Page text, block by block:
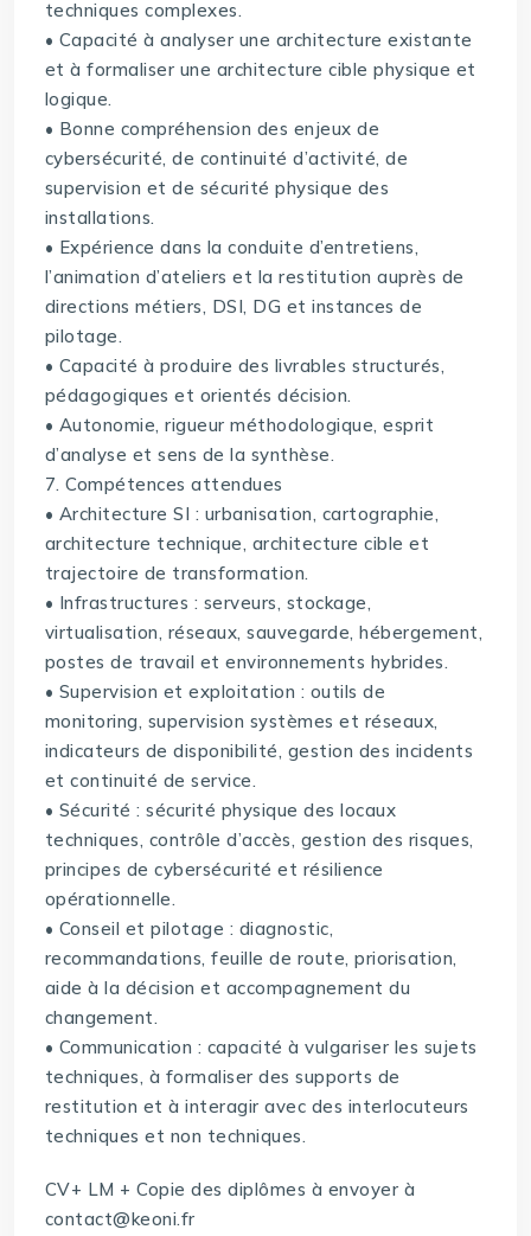
techniques complexes.
• Capacité à analyser une architecture existante
et à formaliser une architecture cible physique et
logique.
• Bonne compréhension des enjeux de
cybersécurité, de continuité d’activité, de
supervision et de sécurité physique des
installations.
• Expérience dans la conduite d’entretiens,
l’animation d’ateliers et la restitution auprès de
directions métiers, DSI, DG et instances de
pilotage.
• Capacité à produire des livrables structurés,
pédagogiques et orientés décision.
• Autonomie, rigueur méthodologique, esprit
d’analyse et sens de la synthèse.
7. Compétences attendues
• Architecture SI : urbanisation, cartographie,
architecture technique, architecture cible et
trajectoire de transformation.
• Infrastructures : serveurs, stockage,
virtualisation, réseaux, sauvegarde, hébergement,
postes de travail et environnements hybrides.
• Supervision et exploitation : outils de
monitoring, supervision systèmes et réseaux,
indicateurs de disponibilité, gestion des incidents
et continuité de service.
• Sécurité : sécurité physique des locaux
techniques, contrôle d’accès, gestion des risques,
principes de cybersécurité et résilience
opérationnelle.
• Conseil et pilotage : diagnostic,
recommandations, feuille de route, priorisation,
aide à la décision et accompagnement du
changement.
• Communication : capacité à vulgariser les sujets
techniques, à formaliser des supports de
restitution et à interagir avec des interlocuteurs
techniques et non techniques.
CV+ LM + Copie des diplômes à envoyer à
contact@keoni.fr